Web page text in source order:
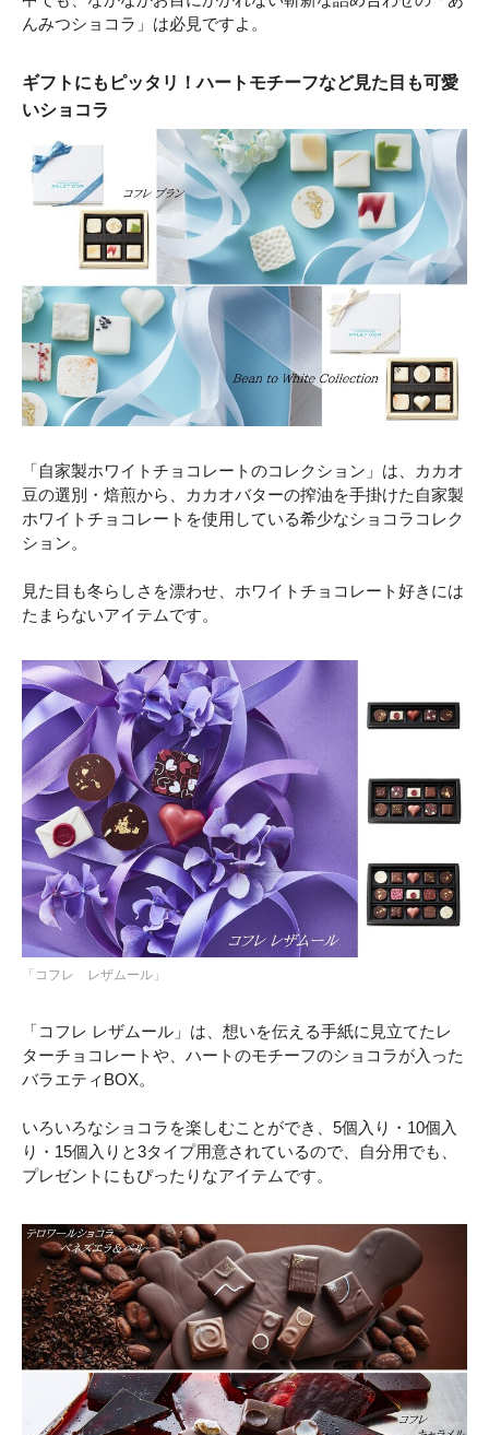
んみつショコラ」は必見ですよ。
ギフトにもピッタリ！ハートモチーフなど見た目も可愛
いショコラ
「自家製ホワイトチョコレートのコレクション」は、カカオ
豆の選別・焙煎から、カカオバターの搾油を手掛けた自家製
ホワイトチョコレートを使用している希少なショコラコレク
ション。
見た目も冬らしさを漂わせ、ホワイトチョコレート好きには
たまらないアイテムです。
「コフレ レザムール」
「コフレ レザムール」は、想いを伝える手紙に見立てたレ
ターチョコレートや、ハートのモチーフのショコラが入った
バラエティBOX。
いろいろなショコラを楽しむことができ、5個入り・10個入
り・15個入りと3タイプ用意されているので、自分用でも、
プレゼントにもぴったりなアイテムです。